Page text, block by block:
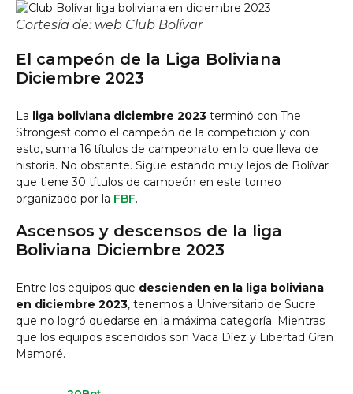
Cortesía de: web Club Bolívar
El campeón de la Liga Boliviana
Diciembre 2023
La liga boliviana diciembre 2023 terminó con The
Strongest como el campeón de la competición y con
esto, suma 16 títulos de campeonato en lo que lleva de
historia. No obstante. Sigue estando muy lejos de Bolívar
que tiene 30 títulos de campeón en este torneo
organizado por la FBF.
Ascensos y descensos de la liga
Boliviana Diciembre 2023
Entre los equipos que descienden en la liga boliviana
en diciembre 2023, tenemos a Universitario de Sucre
que no logró quedarse en la máxima categoría. Mientras
que los equipos ascendidos son Vaca Díez y Libertad Gran
Mamoré.